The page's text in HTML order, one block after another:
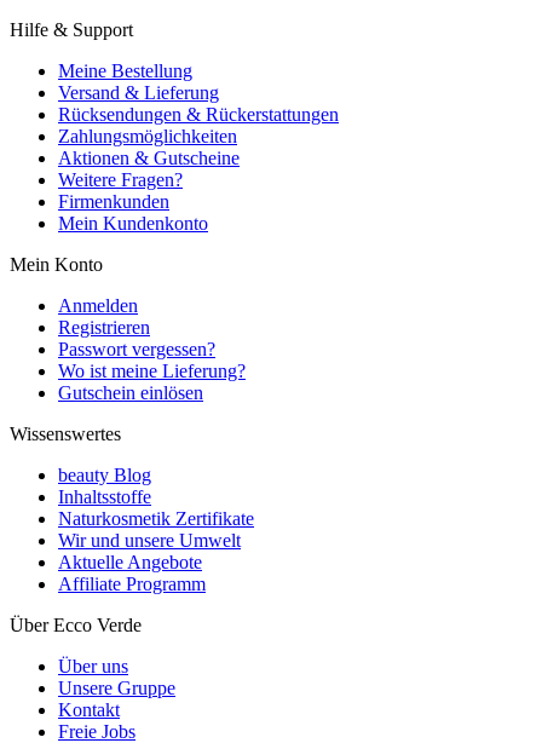
Hilfe & Support
Meine Bestellung
Versand & Lieferung
Rücksendungen & Rückerstattungen
Zahlungsmöglichkeiten
Aktionen & Gutscheine
Weitere Fragen?
Firmenkunden
Mein Kundenkonto
Mein Konto
Anmelden
Registrieren
Passwort vergessen?
Wo ist meine Lieferung?
Gutschein einlösen
Wissenswertes
beauty Blog
Inhaltsstoffe
Naturkosmetik Zertifikate
Wir und unsere Umwelt
Aktuelle Angebote
Affiliate Programm
Über Ecco Verde
Über uns
Unsere Gruppe
Kontakt
Freie Jobs